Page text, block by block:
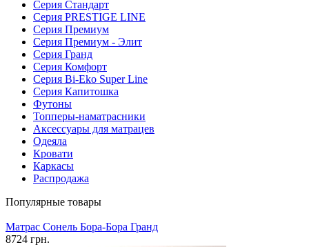
Серия Стандарт
Серия PRESTIGE LINE
Серия Премиум
Серия Премиум - Элит
Серия Гранд
Серия Комфорт
Серия Bi-Eko Super Line
Серия Капитошка
Футоны
Топперы-наматрасники
Аксессуары для матрацев
Одеяла
Кровати
Каркасы
Распродажа
Популярные товары
Матрас Сонель Бора-Бора Гранд
8724 грн.